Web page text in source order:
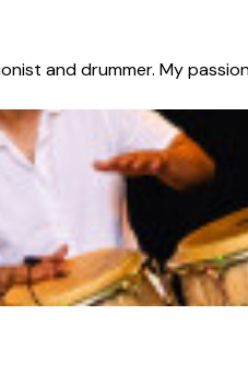
and drummer. My